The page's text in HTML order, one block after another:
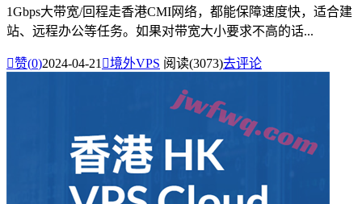
1Gbps大带宽/回程走香港CMI网络，都能保障速度快，适合建
站、远程办公等任务。如果对带宽大小要求不高的话...
赞(0)2024-04-21 境外VPS 阅读(3073)去评论